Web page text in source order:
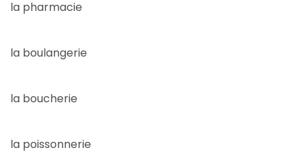
la pharmacie
la boulangerie
la boucherie
la poissonnerie